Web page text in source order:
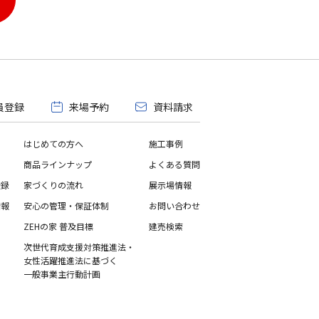
登録 来場予約 資料請求
はじめての方へ
商品ラインナップ
家づくりの流れ
安心の管理・保証体制
ZEHの家 普及目標
次世代育成支援対策推進法・
女性活躍推進法に基づく
一般事業主行動計画
施工事例
よくある質問
展示場情報
お問い合わせ
建売検索